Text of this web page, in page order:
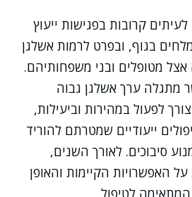
קרובות בפגישות ייעוץ
בגוף, ובפרט לרמות אשלגן
מטופלים ובני משפחותיהם.
מתגלה ערך אשלגן גבוה
לפעול במהירות וביעילות,
ייעודיים שמטרתם להוריד
סיבוכים. לאורך השנים,
האפשרויות הקיימות והאופן
לטיפול.